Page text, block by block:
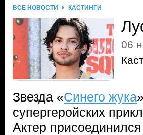
ВСЕ НОВОСТИ КАСТИНГИ
06
Звезда «Синего жука»
супергеройских
Актер